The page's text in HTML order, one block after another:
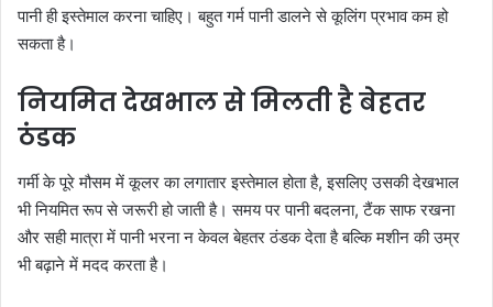
पानी ही इस्तेमाल करना चाहिए। बहुत गर्म पानी डालने से कूलिंग प्रभाव कम हो
सकता है।
नियमित देखभाल से मिलती है बेहतर
ठंडक
गर्मी के पूरे मौसम में कूलर का लगातार इस्तेमाल होता है, इसलिए उसकी देखभाल
भी नियमित रूप से जरूरी हो जाती है। समय पर पानी बदलना, टैंक साफ रखना
और सही मात्रा में पानी भरना न केवल बेहतर ठंडक देता है बल्कि मशीन की उम्र
भी बढ़ाने में मदद करता है।